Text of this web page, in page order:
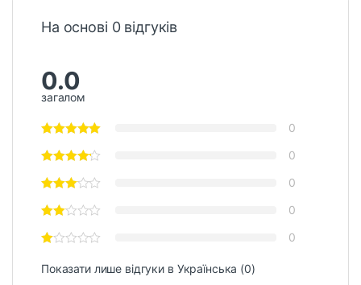
На основі 0 відгуків
0.0
загалом
0
0
0
0
0
Показати лише відгуки в Українська (0)